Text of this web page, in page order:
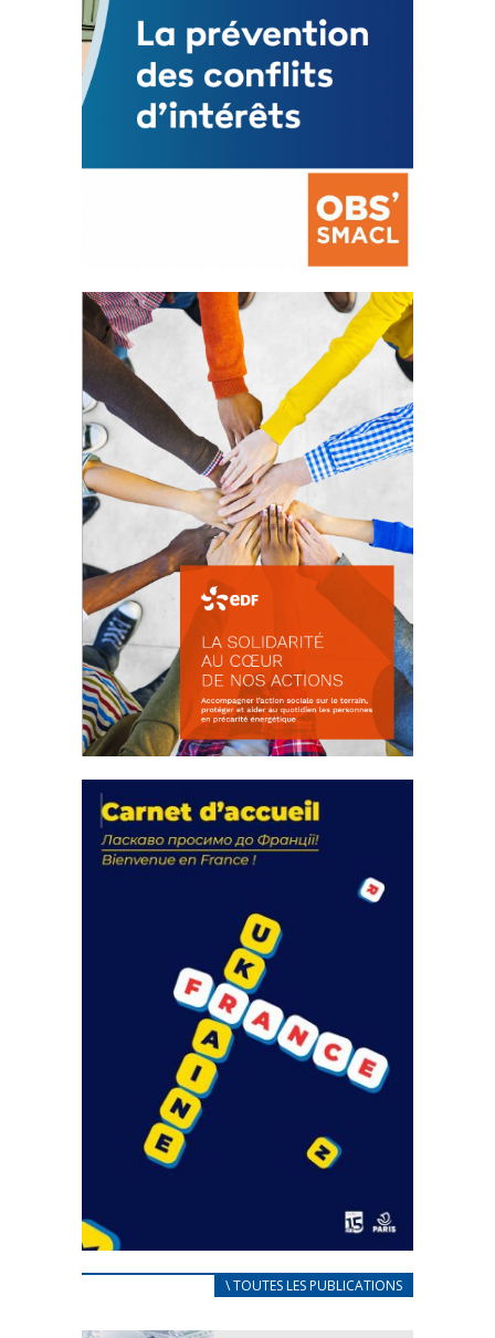
La prévention des conflits
d’intérêts
18 septembre 2023
FEUILLETER
actions
18 septembre 2023
FEUILLETER
CARNET D’ACCUEIL
25 avril 2022
\ TOUTES LES PUBLICATIONS